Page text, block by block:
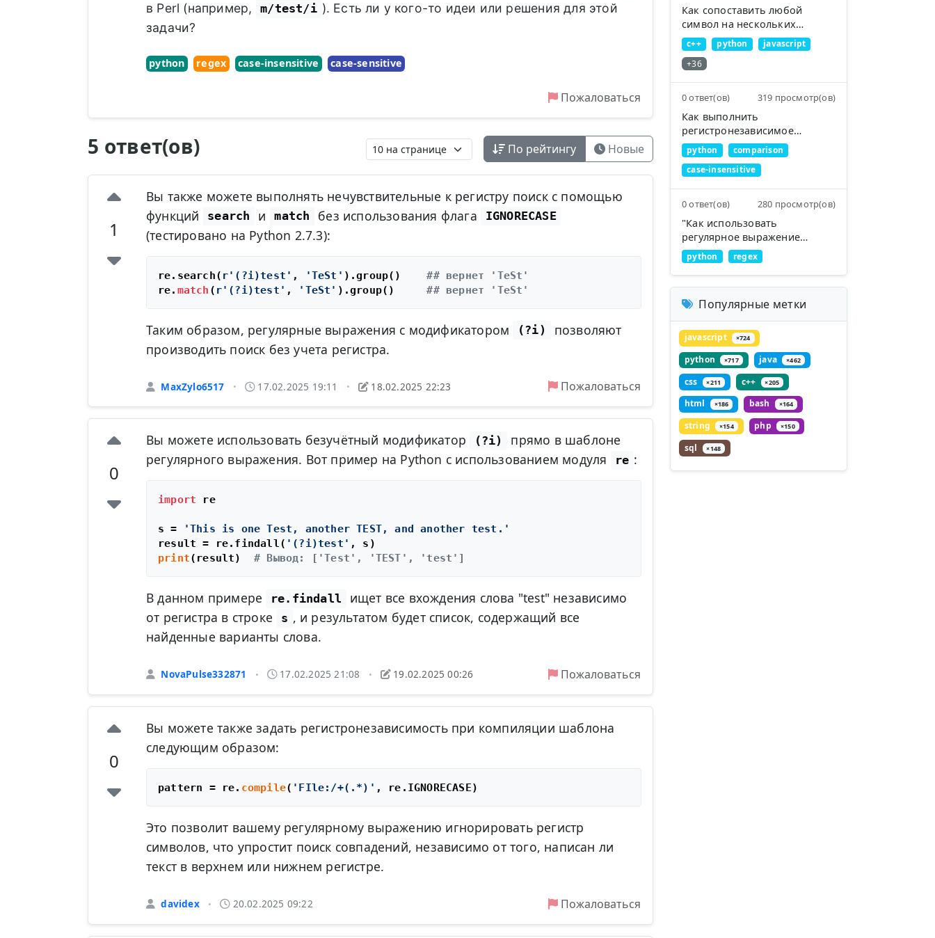
в Perl (например, m/test/i ). Есть ли у кого-то идеи или решения для этой
задачи?
python regex case-insensitive case-sensitive
Пожаловаться
5 ответ(ов) По рейтингу Новые
1
Вы также можете выполнять нечувствительные к регистру поиск с помощью
функций
search и match без использования флага IGNORECASE
(тестировано на Python 2.7.3):
re.search( r'(?i)test' , 'TeSt' ).group() ## вернет 'TeSt'
re. match ( r'(?i)test' , 'TeSt' ).group() ## вернет 'TeSt'
Таким образом, регулярные выражения с модификатором (?i)
позволяют
производить поиск без учета регистра.
MaxZylo6517 • 17.02.2025 19:11 • 18.02.2025 22:23 Пожаловаться
0
Вы можете использовать безучётный модификатор (?i)
прямо в шаблоне
регулярного выражения. Вот пример на Python с использованием модуля
re :
import re
s =
'This is one Test, another TEST, and another test.'
result = re.findall( '(?i)test'
print(result) # Вывод: ['Test', 'TEST', 'test']
В данном примере re.findall
ищет все вхождения слова "test" независимо
от регистра в строке
s , и результатом будет список, содержащий все
найденные варианты слова.
NovaPulse332871 • 17.02.2025 21:08 • 19.02.2025 00:26 Пожаловаться
0
Вы можете также задать регистронезависимость при компиляции шаблона
следующим образом:
pattern = re. compile( 'FIle:/+(.*)'
Это позволит вашему регулярному выражению игнорировать регистр
символов, что упростит поиск совпадений, независимо от того, написан ли
текст в верхнем или нижнем регистре.
davidex • 20.02.2025 09:22 Пожаловаться
Как сопоставить любой
символ на нескольких
строках в регулярном
выражении?
c++ python
javascript
+36
0 ответ(ов) 319 просмотр(ов)
Как выполнить
регистронезависимое
сравнение строк?
python
comparison
case-insensitive
0 ответ(ов) 280 просмотр(ов)
"Как использовать
регулярное выражение
Python с "\1" для обращения к
захваченным группам?"
python regex
Популярные метки
javascript ×724
python ×717 java ×462
css ×211 c++ ×205
html ×186 bash ×164
string ×154 php ×150
sql ×148